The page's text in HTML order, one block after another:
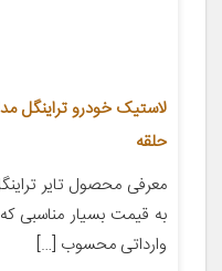
حلقه
به قیمت بسیار مناسبی
وارداتی محسوب […]